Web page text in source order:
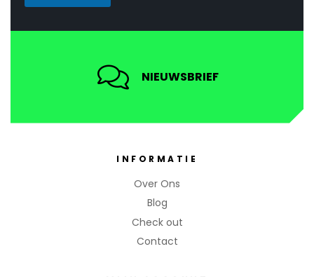
NIEUWSBRIEF
INFORMATIE
Over Ons
Blog
Check out
Contact